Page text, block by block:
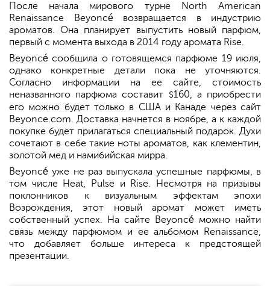
После начала мирового турне North American
Renaissance Beyoncé возвращается в индустрию
ароматов. Она планирует выпустить новый парфюм,
первый с момента выхода в 2014 году аромата Rise.
Beyoncé сообщила о готовящемся парфюме 19 июля,
однако конкретные детали пока не уточняются.
Согласно информации на ее сайте, стоимость
неназванного парфюма составит
$160, а приобрести
его можно будет только в США и Канаде через сайт
Beyonce.com. Доставка начнется в ноябре, а к каждой
покупке будет прилагаться специальный подарок. Духи
сочетают в себе такие ноты ароматов, как клементин,
золотой мед и намибийская мирра.
Beyoncé уже не раз выпускала успешные парфюмы, в
том числе Heat, Pulse и Rise. Несмотря на призывы
поклонников к визуальным эффектам эпохи
Возрождения, этот новый аромат может иметь
собственный успех. На сайте Beyoncé можно найти
связь между парфюмом и ее альбомом Renaissance,
что добавляет больше интереса к предстоящей
презентации.